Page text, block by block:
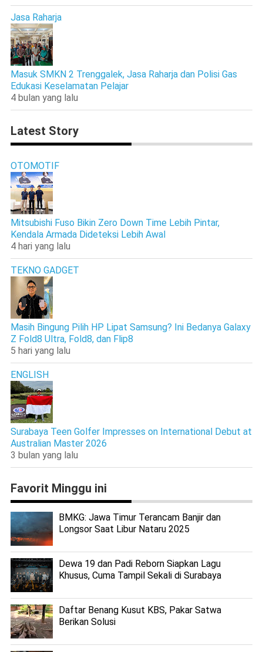
Jasa Raharja
Masuk SMKN 2 Trenggalek, Jasa Raharja dan Polisi Gas
Edukasi Keselamatan Pelajar
4 bulan yang lalu
Latest Story
OTOMOTIF
Mitsubishi Fuso Bikin Zero Down Time Lebih Pintar,
Kendala Armada Dideteksi Lebih Awal
4 hari yang lalu
TEKNO GADGET
Masih Bingung Pilih HP Lipat Samsung? Ini Bedanya Galaxy
Z Fold8 Ultra, Fold8, dan Flip8
5 hari yang lalu
ENGLISH
Surabaya Teen Golfer Impresses on International Debut at
Australian Master 2026
3 bulan yang lalu
Favorit Minggu ini
BMKG: Jawa Timur Terancam Banjir dan
Longsor Saat Libur Nataru 2025
Dewa 19 dan Padi Reborn Siapkan Lagu
Khusus, Cuma Tampil Sekali di Surabaya
Daftar Benang Kusut KBS, Pakar Satwa
Berikan Solusi